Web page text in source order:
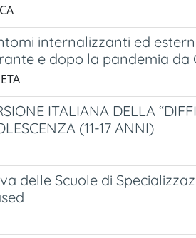
internalizzanti ed
e dopo la pandemia da
ITALIANA DELLA
(11-17 ANNI)
delle Scuole di